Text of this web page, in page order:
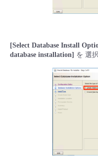
[Select Database Install
database installation] を 選